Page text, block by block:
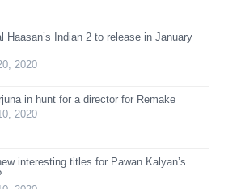
Haasan’s Indian 2 to release in January
2020
in hunt for a director for Remake
2020
interesting titles for Pawan Kalyan’s